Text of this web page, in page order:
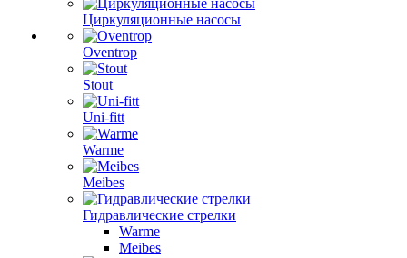
Циркуляционные насосы
Oventrop
Stout
Uni-fitt
Warme
Meibes
Гидравлические стрелки
Warme
Meibes